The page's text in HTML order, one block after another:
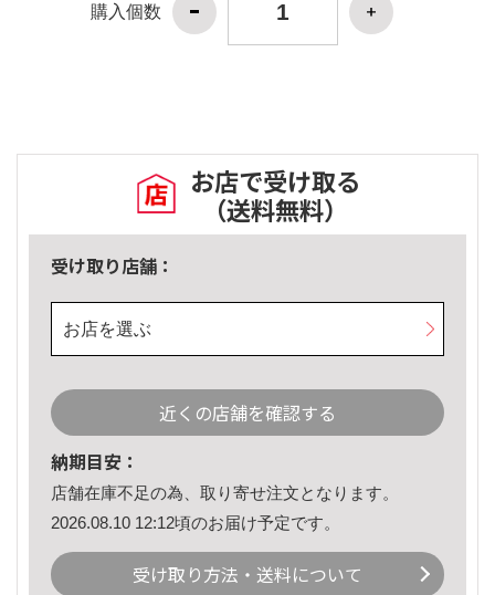
購入個数
お店で受け取る
（送料無料）
受け取り店舗：
お店を選ぶ
近くの店舗を確認する
納期目安：
店舗在庫不足の為、取り寄せ注文となります。
2026.08.10 12:12頃のお届け予定です。
受け取り方法・送料について